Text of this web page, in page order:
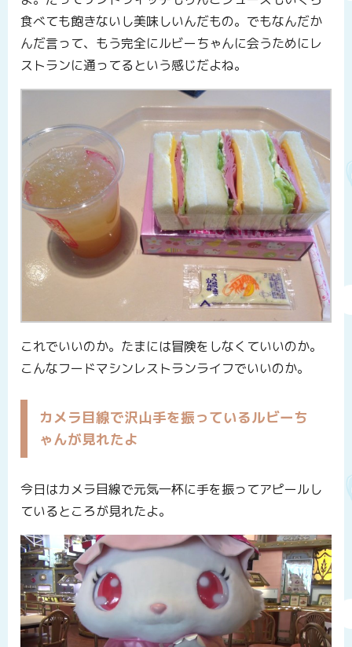
食べても飽きないし美味しいんだもの。でもなんだか
んだ言って、もう完全にルビーちゃんに会うためにレ
ストランに通ってるという感じだよね。
これでいいのか。たまには冒険をしなくていいのか。
こんなフードマシンレストランライフでいいのか。
カメラ目線で沢山手を振っているルビーち
ゃんが見れたよ
今日はカメラ目線で元気一杯に手を振ってアピールし
ているところが見れたよ。